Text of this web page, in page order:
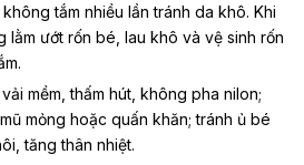
tắm nhiều lần tránh da khô. Khi
lằm ướt rốn bé, lau khô và vệ sinh rốn
mềm, thấm hút, không pha nilon;
mỏng hoặc quấn khăn; tránh ủ bé
tăng thân nhiệt.